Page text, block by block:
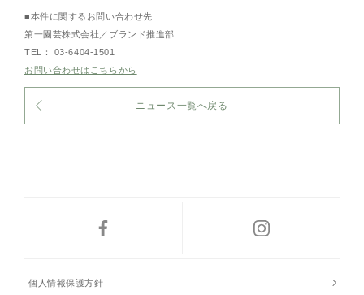
■本件に関するお問い合わせ先
第一園芸株式会社／ブランド推進部
TEL： 03-6404-1501
お問い合わせはこちらから
ニュース一覧へ戻る
個人情報保護方針